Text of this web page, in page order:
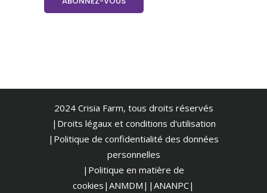
2024 Crisia Farm, tous droits réservés
|Droits légaux et conditions d'utilisation
| Politique de confidentialité des données
personnelles
|Politique en matière de
cookies |ANMDM| |ANANPC|